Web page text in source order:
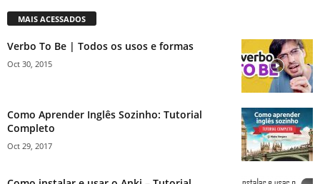
MAIS ACESSADOS
Verbo To Be | Todos os usos e formas
Oct 30, 2015
Como Aprender Inglês Sozinho: Tutorial
Completo
Oct 29, 2017